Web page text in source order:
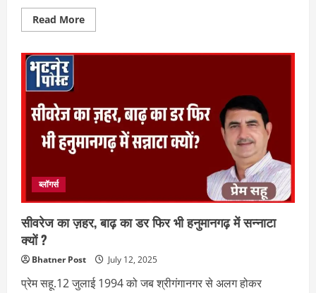
Read MoreRead
more
पतन
कैसे
बचाएं
ब्लॉगर्स
सीवरेज का ज़हर, बाढ़ का डर फिर भी हनुमानगढ़ में सन्नाटा
क्यों ?
Bhatner Post July 12, 2025
प्रेम सहू.12 जुलाई 1994 को जब श्रीगंगानगर से अलग होकर